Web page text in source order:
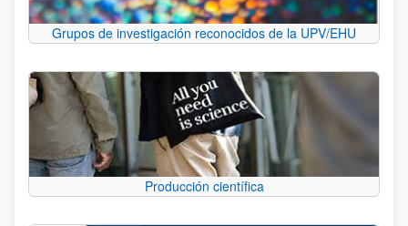
Grupos de investigación reconocidos de la UPV/EHU
Producción científica